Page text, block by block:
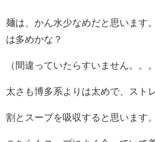
麺は、かん水少なめだと思います
は多めかな？
（間違っていたらすいません。。。
太さも博多系よりは太めで、スト
割とスープを吸収すると思います。